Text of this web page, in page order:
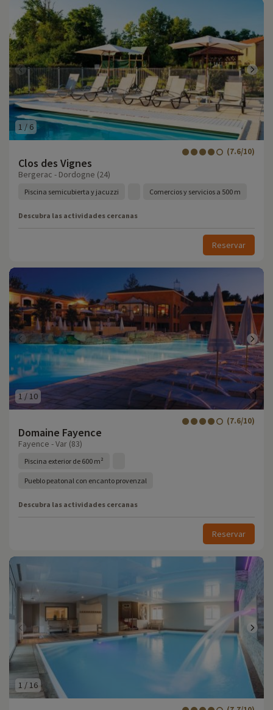
1 / 6
Clos des Vignes
(7.6/10)
Bergerac - Dordogne (24)
Piscina semicubierta y jacuzzi Comercios y servicios a 500 m
Descubra las actividades cercanas
Reservar
1 /10
Domaine Fayence
(7.6/10)
Fayence - Var (83)
Piscina exterior de 600 m²
Pueblo peatonal con encanto provenzal
Descubra las actividades cercanas
Reservar
1 /16